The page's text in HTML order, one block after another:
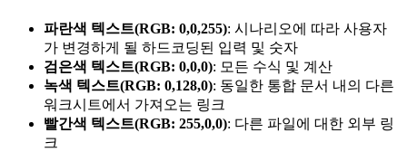
파란색 텍스트(RGB: 0,0,255): 시나리오에 따라 사용자
가 변경하게 될 하드코딩된 입력 및 숫자
검은색 텍스트(RGB: 0,0,0): 모든 수식 및 계산
녹색 텍스트(RGB: 0,128,0): 동일한 통합 문서 내의 다른
워크시트에서 가져오는 링크
빨간색 텍스트(RGB: 255,0,0): 다른 파일에 대한 외부 링
크